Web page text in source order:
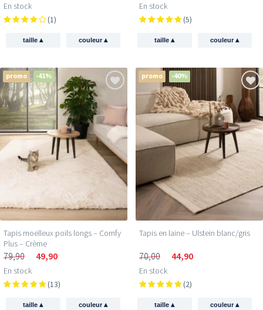
En stock
(1)
taille▴ couleur▴
En stock
(5)
taille▴ couleur▴
promo -41%
Tapis moelleux poils longs – Comfy
Plus – Crème
79,90 49,90
En stock
(13)
taille▴ couleur▴
promo -40%
Tapis en laine – Ulstein blanc/gris
70,00 44,90
En stock
(2)
taille▴ couleur▴